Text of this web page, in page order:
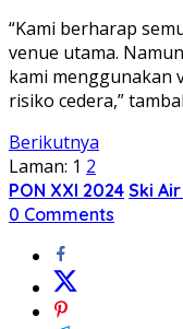
“Kami berharap
venue utama.
kami menggunakan
risiko cedera,”
Berikutnya
Laman: 1 2
PON XXI 2024 Ski
0 Comments